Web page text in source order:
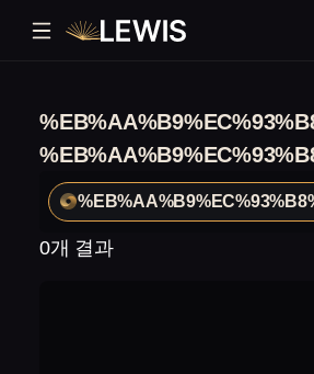
0개 결과